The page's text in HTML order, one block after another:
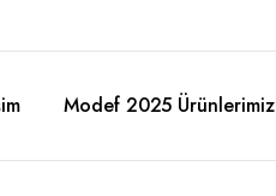
Modef 2025 Ürünlerimiz